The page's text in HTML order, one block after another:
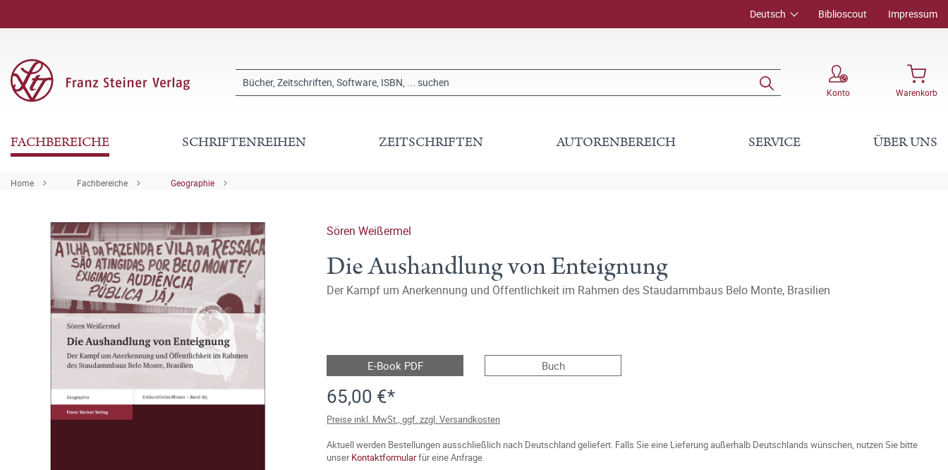
Deutsch Biblioscout Impressum
Konto Warenkorb
FACHBEREICHE SCHRIFTENREIHEN ZEITSCHRIFTEN AUTORENBEREICH SERVICE ÜBER UNS
Home Fachbereiche Geographie
Sören Weißermel
Die Aushandlung von Enteignung
Der Kampf um Anerkennung und Öffentlichkeit im Rahmen des Staudammbaus Belo Monte, Brasilien
E-Book PDF Buch
65,00 €*
Preise inkl. MwSt., ggf. zzgl. Versandkosten
Aktuell werden Bestellungen ausschließlich nach Deutschland geliefert. Falls Sie eine Lieferung außerhalb Deutschlands wünschen, nutzen Sie bitte
unserKontaktformularfür eine Anfrage.